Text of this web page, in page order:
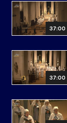
37:00
37:00